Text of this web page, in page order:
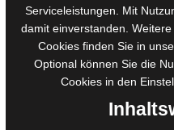
Manuskripte einreichen
Ausschreibungen
Belegexemplare
Eigenbedarfsexemplare
Serviceleistungen. Mit
damit einverstanden.
Cookies finden Sie in
Optional können Sie die
Cookies in den